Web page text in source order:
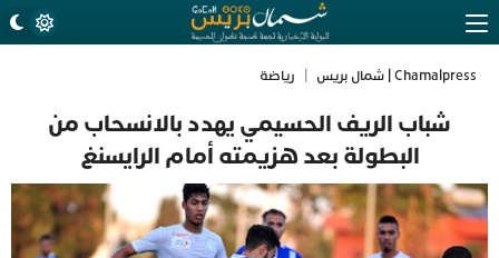
Chamalpress | شمال بريس رياضة
شباب الريف الحسيمي يهدد بالانسحاب من
البطولة بعد هزيمته أمام الرايسنغ